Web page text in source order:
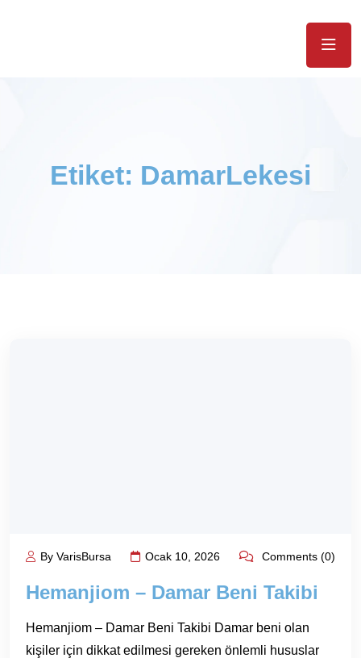
Etiket: DamarLekesi
By VarisBursa Ocak 10, 2026 Comments (0)
Hemanjiom – Damar Beni Takibi
Hemanjiom – Damar Beni Takibi Damar beni olan
kişiler için dikkat edilmesi gereken önlemli hususlar